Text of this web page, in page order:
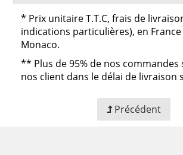
* Prix unitaire T.T.C, frais de
indications particulières), en
Monaco.
** Plus de 95% de nos commandes
nos client dans le délai de livraison
Précédent